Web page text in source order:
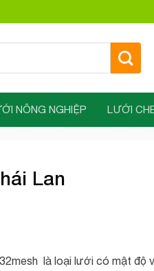
NÔNG NGHIỆP LƯỚI
Lan
là loại lưới có mật độ